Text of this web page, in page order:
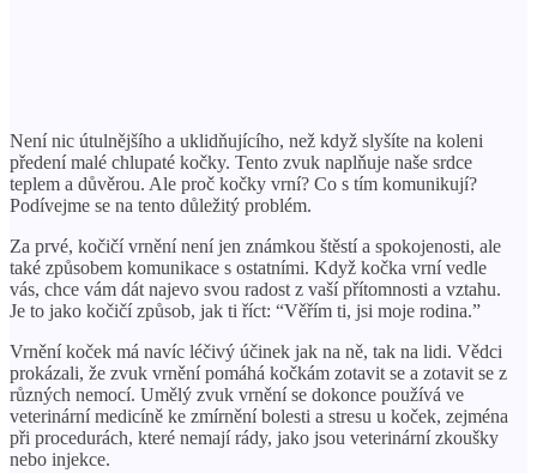
Není nic útulnějšího a uklidňujícího, než když slyšíte na koleni
předení malé chlupaté kočky. Tento zvuk naplňuje naše srdce
teplem a důvěrou. Ale proč kočky vrní? Co s tím komunikují?
Podívejme se na tento důležitý problém.
Za prvé, kočičí vrnění není jen známkou štěstí a spokojenosti, ale
také způsobem komunikace s ostatními. Když kočka vrní vedle
vás, chce vám dát najevo svou radost z vaší přítomnosti a vztahu.
Je to jako kočičí způsob, jak ti říct: “Věřím ti, jsi moje rodina.”
Vrnění koček má navíc léčivý účinek jak na ně, tak na lidi. Vědci
prokázali, že zvuk vrnění pomáhá kočkám zotavit se a zotavit se z
různých nemocí. Umělý zvuk vrnění se dokonce používá ve
veterinární medicíně ke zmírnění bolesti a stresu u koček, zejména
při procedurách, které nemají rády, jako jsou veterinární zkoušky
nebo injekce.